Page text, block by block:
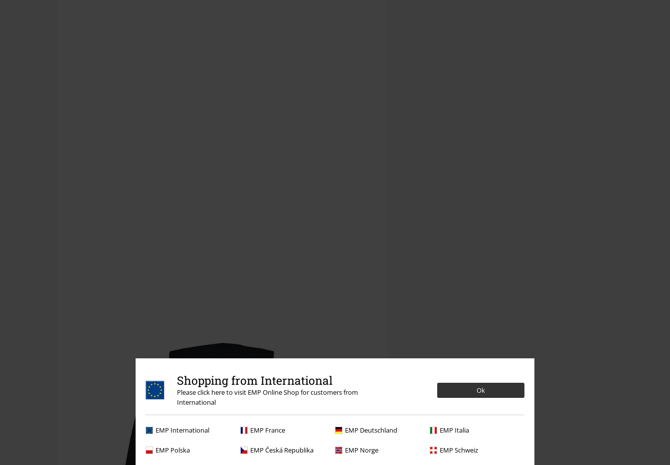
Shopping from International
Please click here to visit EMP Online Shop for customers from
International
Ok
EMP International EMP France EMP Deutschland EMP Italia
EMP Polska EMP Česká Republika EMP Norge EMP Schweiz